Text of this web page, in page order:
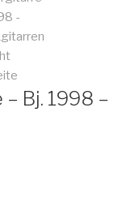
Bj. 1998 –